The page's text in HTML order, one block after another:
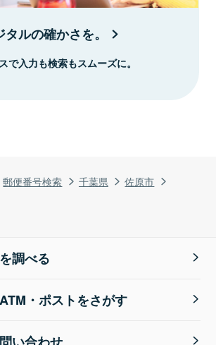
郵便番号検索 千葉県
佐原市
ルの確かさを。
で入力も検索もスムーズに。
調べる
・ポストをさがす
い合わせ